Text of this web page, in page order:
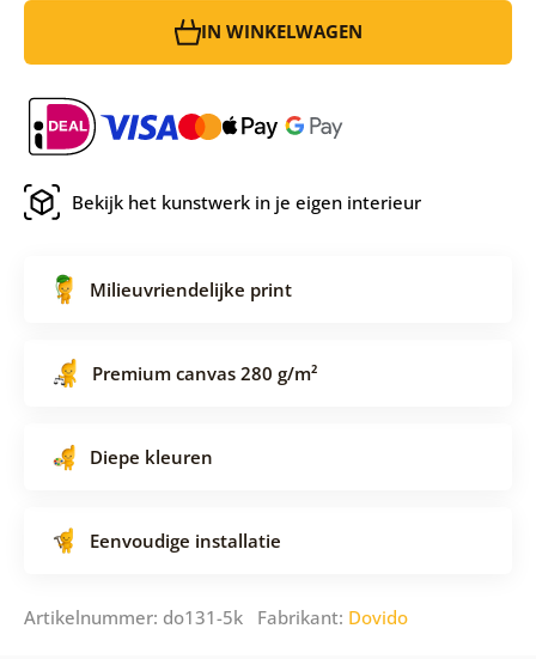
IN WINKELWAGEN
Bekijk het kunstwerk in je eigen interieur
Milieuvriendelijke print
Premium canvas 280 g/m²
Diepe kleuren
Eenvoudige installatie
Artikelnummer: do131-5k Fabrikant: Dovido